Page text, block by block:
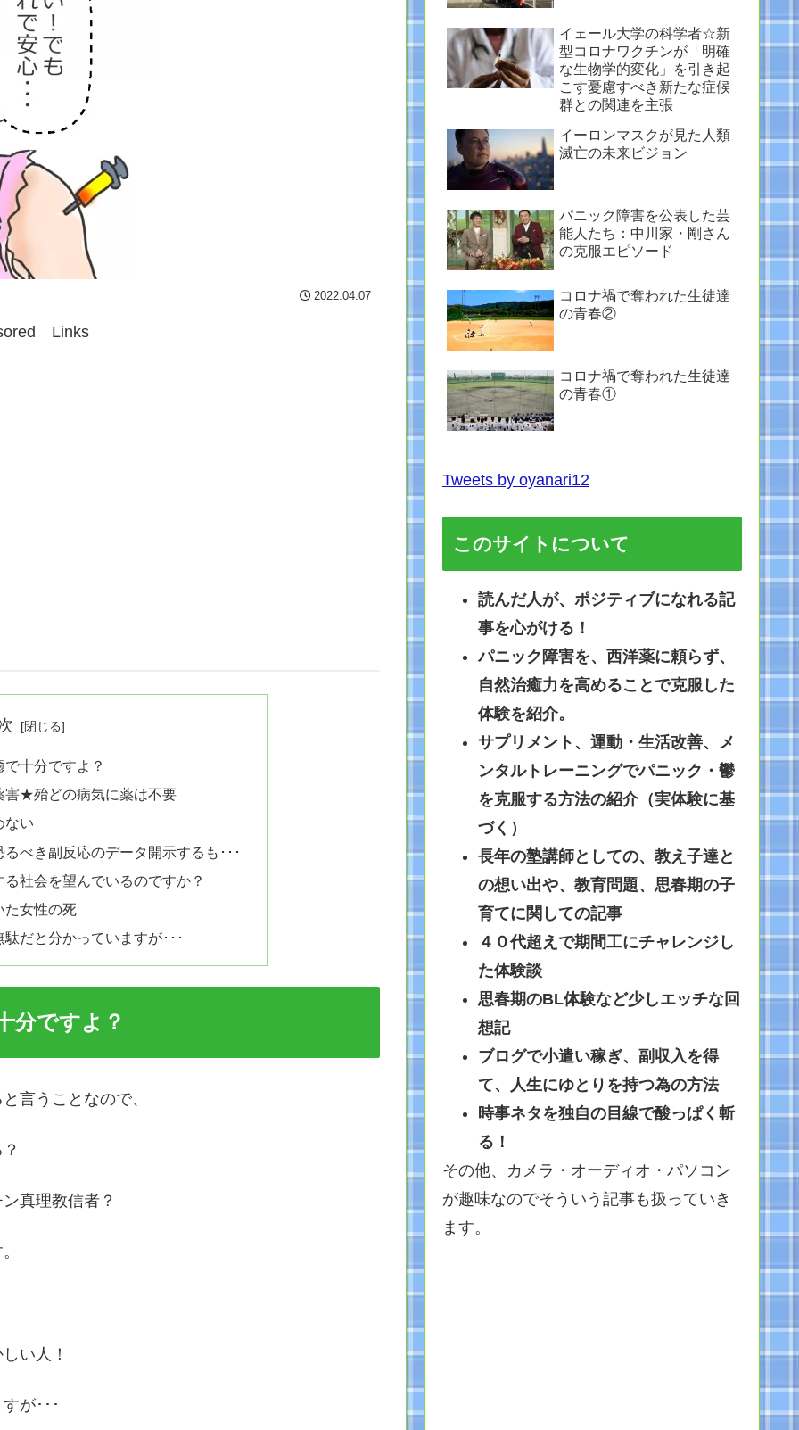
2022.04.07
Links
十分ですよ？
害★殆どの病気に薬は不要
ない
べき副反応のデータ開示するも･･･
社会を望んでいるのですか？
た女性の死
だと分かっていますが･･･
分ですよ？
言うことなので、
真理教信者？
い人！
が･･･
イェール大学の科学者☆新
型コロナワクチンが「明確
な生物学的変化」を引き起
こす憂慮すべき新たな症候
群との関連を主張
イーロンマスクが見た人類
滅亡の未来ビジョン
パニック障害を公表した芸
能人たち：中川家・剛さん
の克服エピソード
コロナ禍で奪われた生徒達
の青春②
コロナ禍で奪われた生徒達
の青春①
Tweets by oyanari12
このサイトについて
読んだ人が、ポジティブになれる記
事を心がける！
パニック障害を、西洋薬に頼らず、
自然治癒力を高めることで克服した
体験を紹介。
サプリメント、運動・生活改善、メ
ンタルトレーニングでパニック・鬱
を克服する方法の紹介（実体験に基
づく）
長年の塾講師としての、教え子達と
の想い出や、教育問題、思春期の子
育てに関しての記事
４０代超えで期間工にチャレンジし
た体験談
思春期のBL体験など少しエッチな回
想記
ブログで小遣い稼ぎ、副収入を得
て、人生にゆとりを持つ為の方法
時事ネタを独自の目線で酸っぱく斬
る！
その他、カメラ・オーディオ・パソコン
が趣味なのでそういう記事も扱っていき
ます。